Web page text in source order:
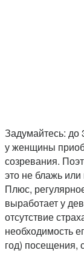
Задумайтесь: до
у женщины
созревания.
это не блажь
Плюс,
выработает у
отсутствие
необходимость
год) посещения,